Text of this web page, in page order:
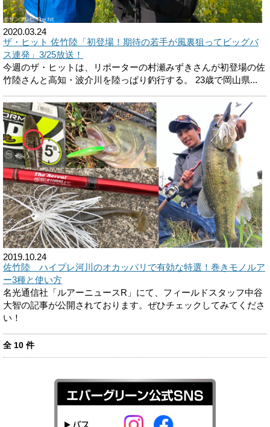
2020.03.24
ザ・ヒット 佐竹陸「初登場！期待の若手が風裏狙ってビッグバ
ス連発」3/25放送！
今週のザ・ヒットは、リポーターの村瀬みずきさんが初登場の佐
竹陸さんと高知・波介川を陸っぱり釣行する。 23歳で岡山県...
2019.10.24
佐竹陸 ハイプレ河川のオカッパリで有効な特選！巻きモノルア
ー3種と使い方
名光通信社「ルアーニュースR」にて、フィールドスタッフ中谷
大智の記事が公開されております。ぜひチェックしてみてくださ
い！
全 10 件